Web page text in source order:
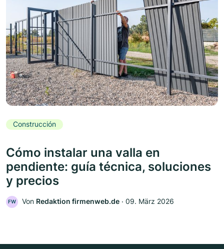
Construcción
Cómo instalar una valla en
pendiente: guía técnica, soluciones
y precios
FW Von Redaktion firmenweb.de ‧ 09. März 2026